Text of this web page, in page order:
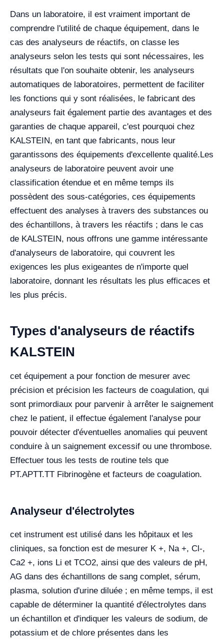
Dans un laboratoire, il est vraiment important de
comprendre l'utilité de chaque équipement, dans le
cas des analyseurs de réactifs, on classe les
analyseurs selon les tests qui sont nécessaires, les
résultats que l'on souhaite obtenir, les analyseurs
automatiques de laboratoires, permettent de faciliter
les fonctions qui y sont réalisées, le fabricant des
analyseurs fait également partie des avantages et des
garanties de chaque appareil, c'est pourquoi chez
KALSTEIN, en tant que fabricants, nous leur
garantissons des équipements d'excellente qualité.Les
analyseurs de laboratoire peuvent avoir une
classification étendue et en même temps ils
possèdent des sous-catégories, ces équipements
effectuent des analyses à travers des substances ou
des échantillons, à travers les réactifs ; dans le cas
de KALSTEIN, nous offrons une gamme intéressante
d'analyseurs de laboratoire, qui couvrent les
exigences les plus exigeantes de n'importe quel
laboratoire, donnant les résultats les plus efficaces et
les plus précis.
Types d'analyseurs de réactifs
KALSTEIN
cet équipement a pour fonction de mesurer avec
précision et précision les facteurs de coagulation, qui
sont primordiaux pour parvenir à arrêter le saignement
chez le patient, il effectue également l'analyse pour
pouvoir détecter d'éventuelles anomalies qui peuvent
conduire à un saignement excessif ou une thrombose.
Effectuer tous les tests de routine tels que
PT.APTT.TT Fibrinogène et facteurs de coagulation.
Analyseur d'électrolytes
cet instrument est utilisé dans les hôpitaux et les
cliniques, sa fonction est de mesurer K +, Na +, Cl-,
Ca2 +, ions Li et TCO2, ainsi que des valeurs de pH,
AG dans des échantillons de sang complet, sérum,
plasma, solution d'urine diluée ; en même temps, il est
capable de déterminer la quantité d'électrolytes dans
un échantillon et d'indiquer les valeurs de sodium, de
potassium et de chlore présentes dans les